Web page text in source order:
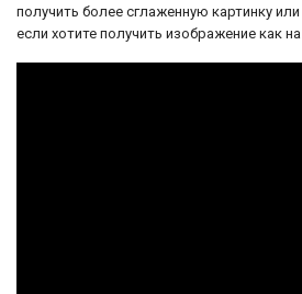
получить более сглаженную картинку
если хотите получить изображение как